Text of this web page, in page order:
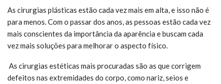
As cirurgias plásticas estão cada vez mais em alta, e isso não é
para menos. Com o passar dos anos, as pessoas estão cada vez
mais conscientes da importância da aparência e buscam cada
vez mais soluções para melhorar o aspecto físico.
As cirurgias estéticas mais procuradas são as que corrigem
defeitos nas extremidades do corpo, como nariz, seios e